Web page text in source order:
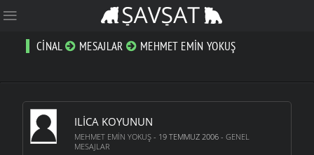
CINAL MESAJLAR MEHMET EMIN YOKUŞ
ILICA KOYUNUN
MEHMET EMIN YOKUŞ - 19 TEMMUZ 2006 - GENEL
MESAJLAR